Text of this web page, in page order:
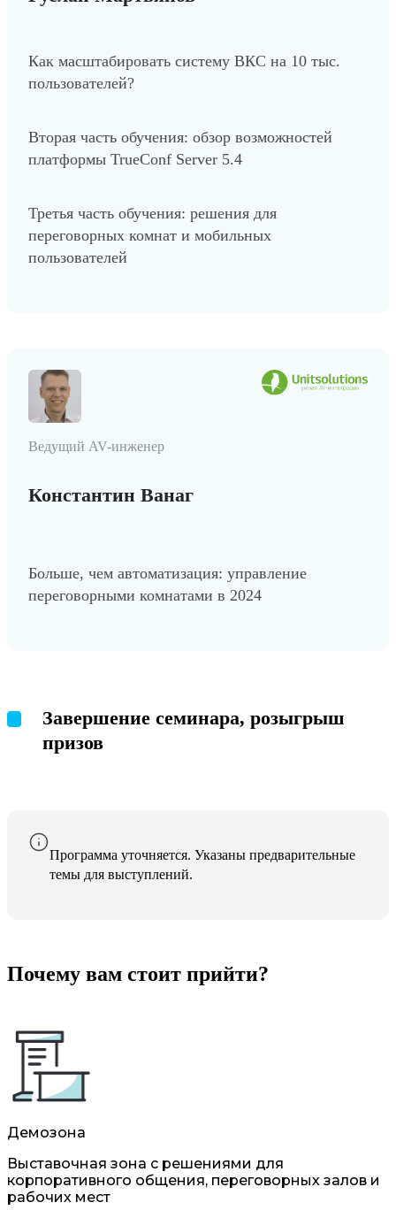
Как масштабировать систему ВКС на 10 тыс.
пользователей?
Вторая часть обучения: обзор возможностей
платформы TrueConf Server 5.4
Третья часть обучения: решения для
переговорных комнат и мобильных
пользователей
Ведущий AV-инженер
Константин Ванаг
Больше, чем автоматизация: управление
переговорными комнатами в 2024
Завершение семинара, розыгрыш
призов
Программа уточняется. Указаны предварительные
темы для выступлений.
Почему вам стоит прийти?
Демозона
Выставочная зона с решениями для
корпоративного общения, переговорных залов и
рабочих мест